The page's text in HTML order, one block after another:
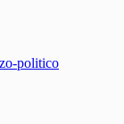
politico